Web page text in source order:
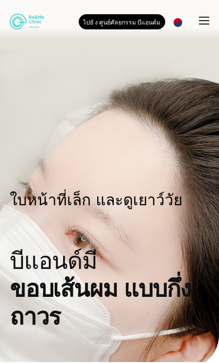
ไปยั ง ศูนย์ศัลยกรรม บีแอนด์ม
ใบหน้าที่เล็ก และดูเยาว์วัย
บีแอนด์มี
ขอบเส้นผม แบบกึ่ง
ถาวร